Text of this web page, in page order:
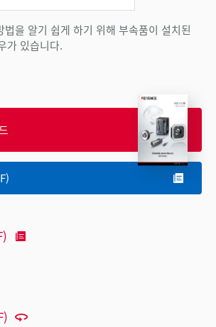
을 알기 쉽게 하기 위해 부속품이 설치된
가 있습니다.